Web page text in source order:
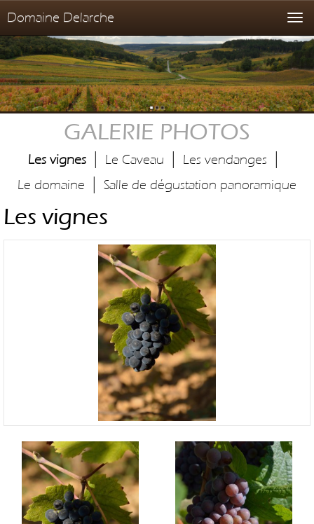
T
o
g
l
e
n
a
Domaine Delarche
GALERIE PHOTOS
Les vignes | Le Caveau | Les vendanges |
Le domaine | Salle de dégustation panoramique
Les vignes